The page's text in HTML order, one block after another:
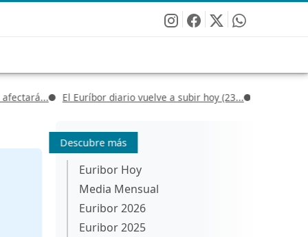
El Euríbor diario vuelve a subir hoy (23... Euríbor hoy, 15
Descubre más
Euribor Hoy
Media Mensual
Euribor 2026
Euribor 2025